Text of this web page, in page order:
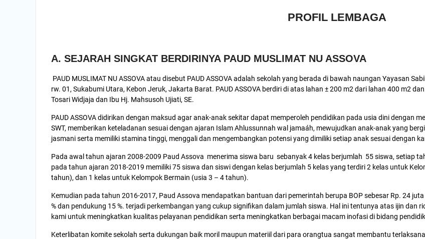
PROFIL LEMBAGA
A. SEJARAH SINGKAT BERDIRINYA PAUD MUSLIMAT NU ASSOVA
PAUD MUSLIMAT NU ASSOVA atau disebut PAUD ASSOVA adalah sekolah yang berada di bawah naungan Yayasan
rw. 01, Sukabumi Utara, Kebon Jeruk, Jakarta Barat. PAUD ASSOVA berdiri di atas lahan ± 200 m2 dari lahan 400 m2
Tosari Widjaja dan Ibu Hj. Mahsusoh Ujiati, SE.
PAUD ASSOVA didirikan dengan maksud agar anak-anak sekitar dapat memperoleh pendidikan pada usia dini dengan
SWT, memberikan keteladanan sesuai dengan ajaran Islam Ahlussunnah wal jamaáh, mewujudkan anak-anak yang
jasmani serta memiliki stamina tinggi, menggali dan mengembangkan potensi yang dimiliki setiap anak sesuai dengan
Pada awal tahun ajaran 2008-2009 Paud Assova menerima siswa baru sebanyak 4 kelas berjumlah 55 siswa, setiap
pada tahun ajaran 2018-2019 memiliki 75 siswa dan siswi dengan kelas berjumlah 5 kelas yang terdiri 2 kelas untuk
tahun), dan 1 kelas untuk Kelompok Bermain (usia 3 – 4 tahun).
Kemudian pada tahun 2016-2017, Paud Assova mendapatkan bantuan dari pemerintah berupa BOP sebesar Rp. 24
% dan pendukung 15 %. terjadi perkembangan yang cukup signifikan dalam jumlah siswa. Hal ini tentunya atas ijin dan
kami untuk meningkatkan kualitas pelayanan pendidikan serta meningkatkan berbagai macam inofasi di bidang
Keterlibatan komite sekolah serta dukungan baik moril maupun materiil dari para orangtua sangat membantu